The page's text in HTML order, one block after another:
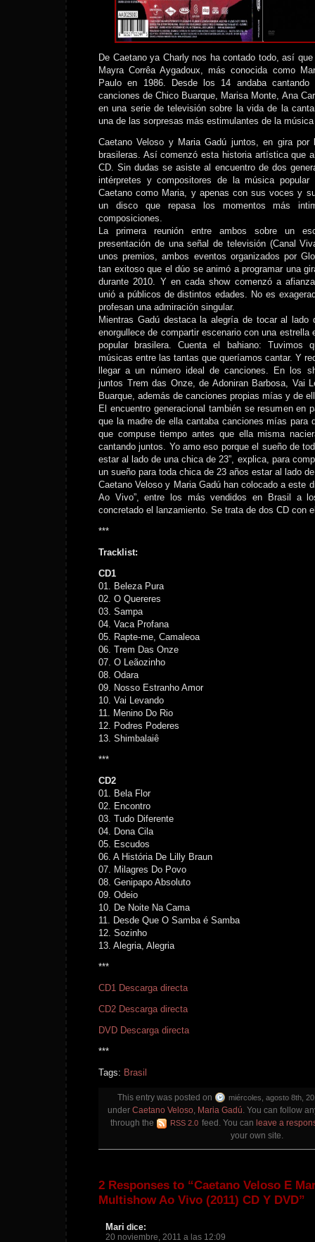
De Caetano ya Charly nos ha contado todo, así
Mayra Corrêa Aygadoux, más conocida como
Paulo en 1986. Desde los 14 andaba
canciones de Chico Buarque, Marisa Monte, Ana
en una serie de televisión sobre la vida de la
una de las sorpresas más estimulantes de la
Caetano Veloso y Maria Gadú juntos, en gira por
brasileras. Así comenzó esta historia artística que
CD. Sin dudas se asiste al encuentro de dos
intérpretes y compositores de la música
Caetano como Maria, y apenas con sus voces y
un disco que repasa los momentos más
composiciones.
La primera reunión entre ambos sobre un
presentación de una señal de televisión (Canal
unos premios, ambos eventos organizados por
tan exitoso que el dúo se animó a programar una
durante 2010. Y en cada show comenzó a
unió a públicos de distintos edades. No es
profesan una admiración singular.
Mientras Gadú destaca la alegría de tocar al lado
enorgullece de compartir escenario con una estrella
popular brasilera. Cuenta el bahiano: Tuvimos
músicas entre las tantas que queríamos cantar. Y
llegar a un número ideal de canciones. En los
juntos Trem das Onze, de Adoniran Barbosa, Vai
Buarque, además de canciones propias mías y de
El encuentro generacional también se resumen en
que la madre de ella cantaba canciones mías para
que compuse tiempo antes que ella misma
cantando juntos. Yo amo eso porque el sueño de
estar al lado de una chica de 23”, explica, para
un sueño para toda chica de 23 años estar al lado
Caetano Veloso y Maria Gadú han colocado a este
Ao Vivo”, entre los más vendidos en Brasil a
concretado el lanzamiento. Se trata de dos CD con
***
Tracklist:
CD1
01. Beleza Pura
02. O Quereres
03. Sampa
04. Vaca Profana
05. Rapte-me, Camaleoa
06. Trem Das Onze
07. O Leãozinho
08. Odara
09. Nosso Estranho Amor
10. Vai Levando
11. Menino Do Rio
12. Podres Poderes
13. Shimbalaiê
***
CD2
01. Bela Flor
02. Encontro
03. Tudo Diferente
04. Dona Cila
05. Escudos
06. A História De Lilly Braun
07. Milagres Do Povo
08. Genipapo Absoluto
09. Odeio
10. De Noite Na Cama
11. Desde Que O Samba é Samba
12. Sozinho
13. Alegria, Alegria
***
CD1 Descarga directa
CD2 Descarga directa
DVD Descarga directa
***
Tags: Brasil
This entry was posted on miércoles, agosto 8th,
under Caetano Veloso, Maria Gadú. You can follow
through the
RSS 2.0 feed. You can leave a
your own site.
2 Responses to “Caetano Veloso E
Multishow Ao Vivo (2011) CD Y DVD”
Mari dice:
20 noviembre, 2011 a las 12:09